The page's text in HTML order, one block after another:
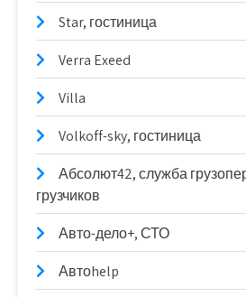
Star, гостиница
Verra Exeed
Villa
Volkoff-sky, гостиница
Абсолют42, служба
грузчиков
Авто-дело+, СТО
Автоhelp